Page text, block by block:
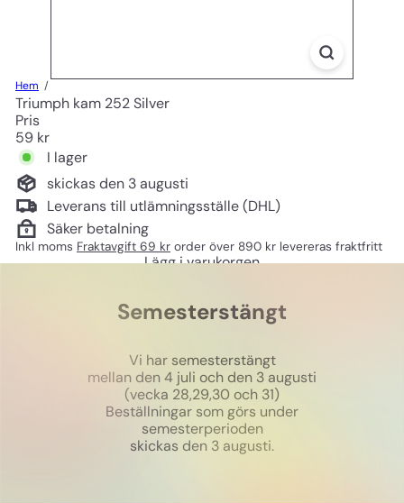
Hem
Triumph kam 252 Silver
Pris
Ord
pris
59 kr
I lager
skickas den 3 augusti
Leverans till utlämningsställe (DHL)
Säker betalning
Inkl moms Fraktavgift 69 kr order över 890 kr levereras fraktfritt
Lägg i varukorgen
Semesterstängt
Vi har semesterstängt
mellan den 4 juli och den 3 augusti
(vecka 28,29,30 och 31)
Beställningar som görs under
semesterperioden
skickas den 3 augusti.